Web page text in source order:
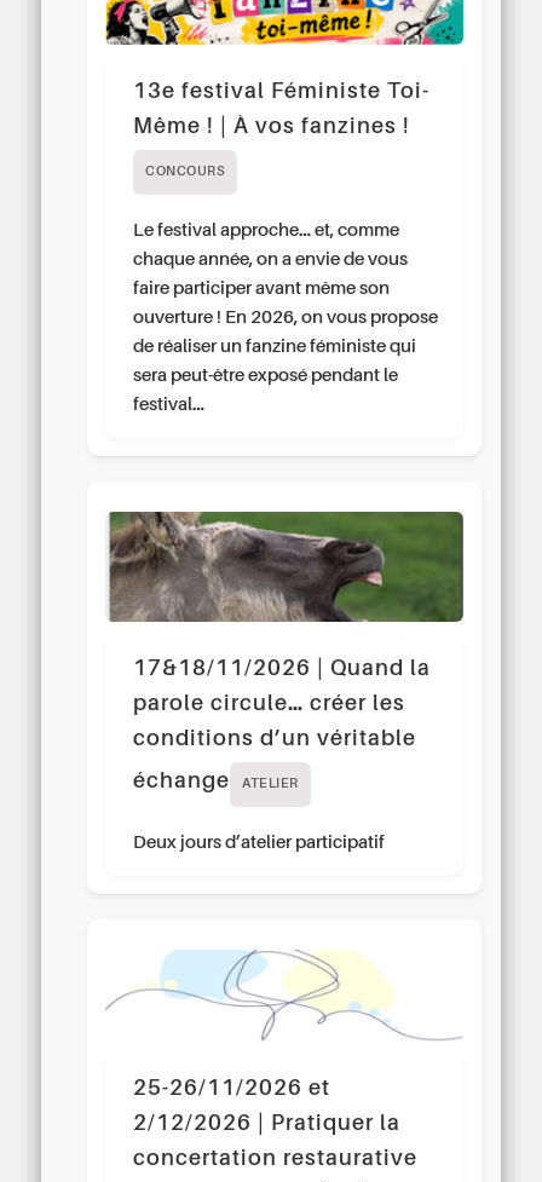
13e festival Féministe Toi-
Même ! | À vos fanzines !
CONCOURS
Le festival approche… et, comme
chaque année, on a envie de vous
faire participer avant même son
ouverture ! En 2026, on vous propose
de réaliser un fanzine féministe qui
sera peut-être exposé pendant le
festival…
17&18/11/2026 | Quand la
parole circule… créer les
conditions d’un véritable
échange
ATELIER
Deux jours d’atelier participatif
25-26/11/2026 et
2/12/2026 | Pratiquer la
concertation restaurative